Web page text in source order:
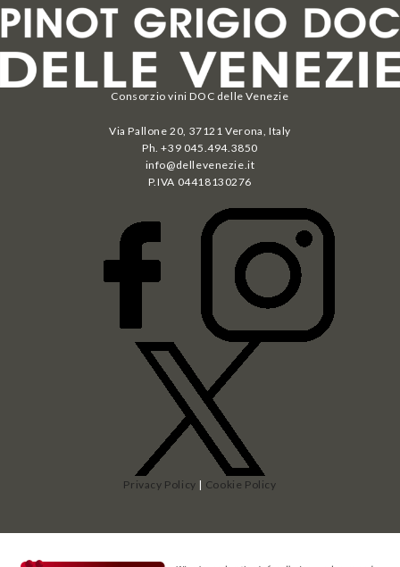
Consorzio vini DOC delle Venezie
Via Pallone 20, 37121 Verona, Italy
Ph. +39 045.494.3850
info@dellevenezie.it
P.IVA 04418130276
Privacy Policy | Cookie Policy